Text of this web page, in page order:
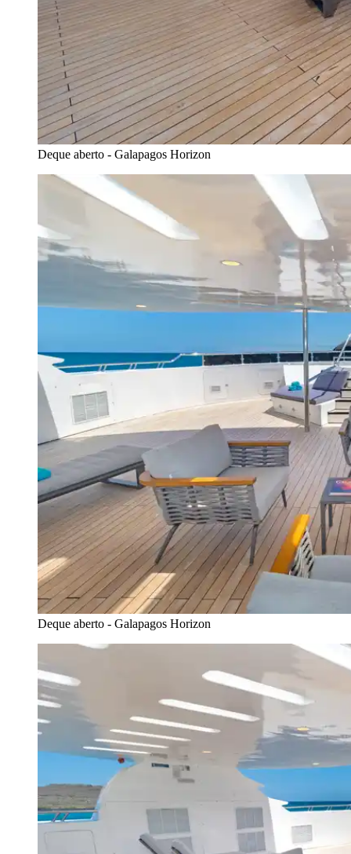
Deque aberto - Galapagos Horizon
Deque aberto - Galapagos Horizon